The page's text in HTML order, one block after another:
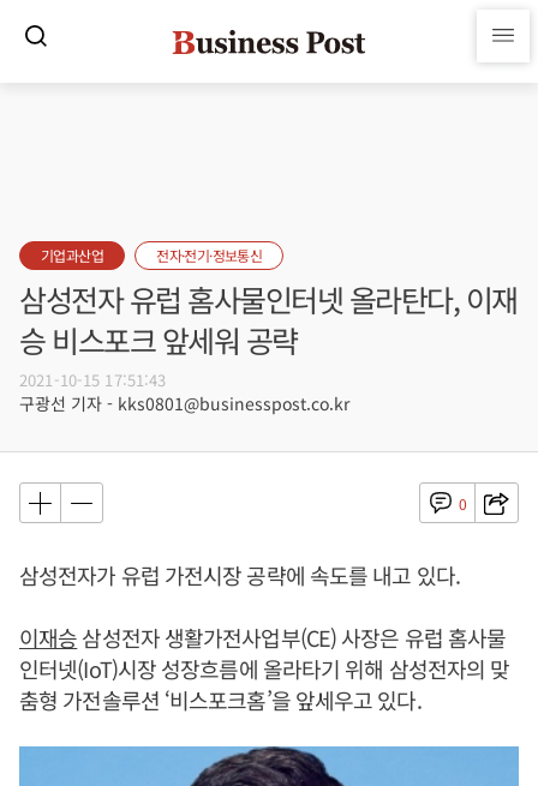
기업과산업 전자·전기·정보통신
삼성전자 유럽 홈사물인터넷 올라탄다, 이재
승 비스포크 앞세워 공략
2021-10-15 17:51:43
구광선 기자 - kks0801@businesspost.co.kr
0
삼성전자가 유럽 가전시장 공략에 속도를 내고 있다.
이재승삼성전자 생활가전사업부(CE) 사장은 유럽 홈사물
인터넷(IoT)시장 성장흐름에 올라타기 위해 삼성전자의 맞
춤형 가전솔루션 ‘비스포크홈’을 앞세우고 있다.